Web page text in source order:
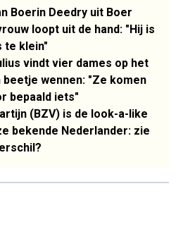
Boerin Deedry uit Boer
loopt uit de hand: "Hij is
te klein"
vindt vier dames op het
wennen: "Ze komen
bepaald iets"
(BZV) is de look-a-like
bekende Nederlander: zie